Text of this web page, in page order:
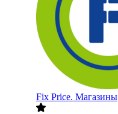
Fix Price. Магазины